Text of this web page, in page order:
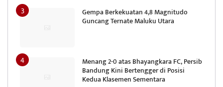
Gempa Berkekuatan 4,8 Magnitudo
Guncang Ternate Maluku Utara
Menang 2-0 atas Bhayangkara FC, Persib
Bandung Kini Bertengger di Posisi
Kedua Klasemen Sementara